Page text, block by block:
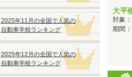
2025年11月の全国で人気の
自動車学校ランキング
2025年12月の全国で人気の
自動車学校ランキング
大平
対象
期間